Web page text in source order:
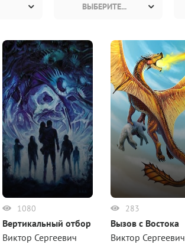
ВЫБЕРИТЕ...
1080
Вертикальный отбор
Виктор Сергеевич
283
Вызов с Востока
Виктор Сергеевич